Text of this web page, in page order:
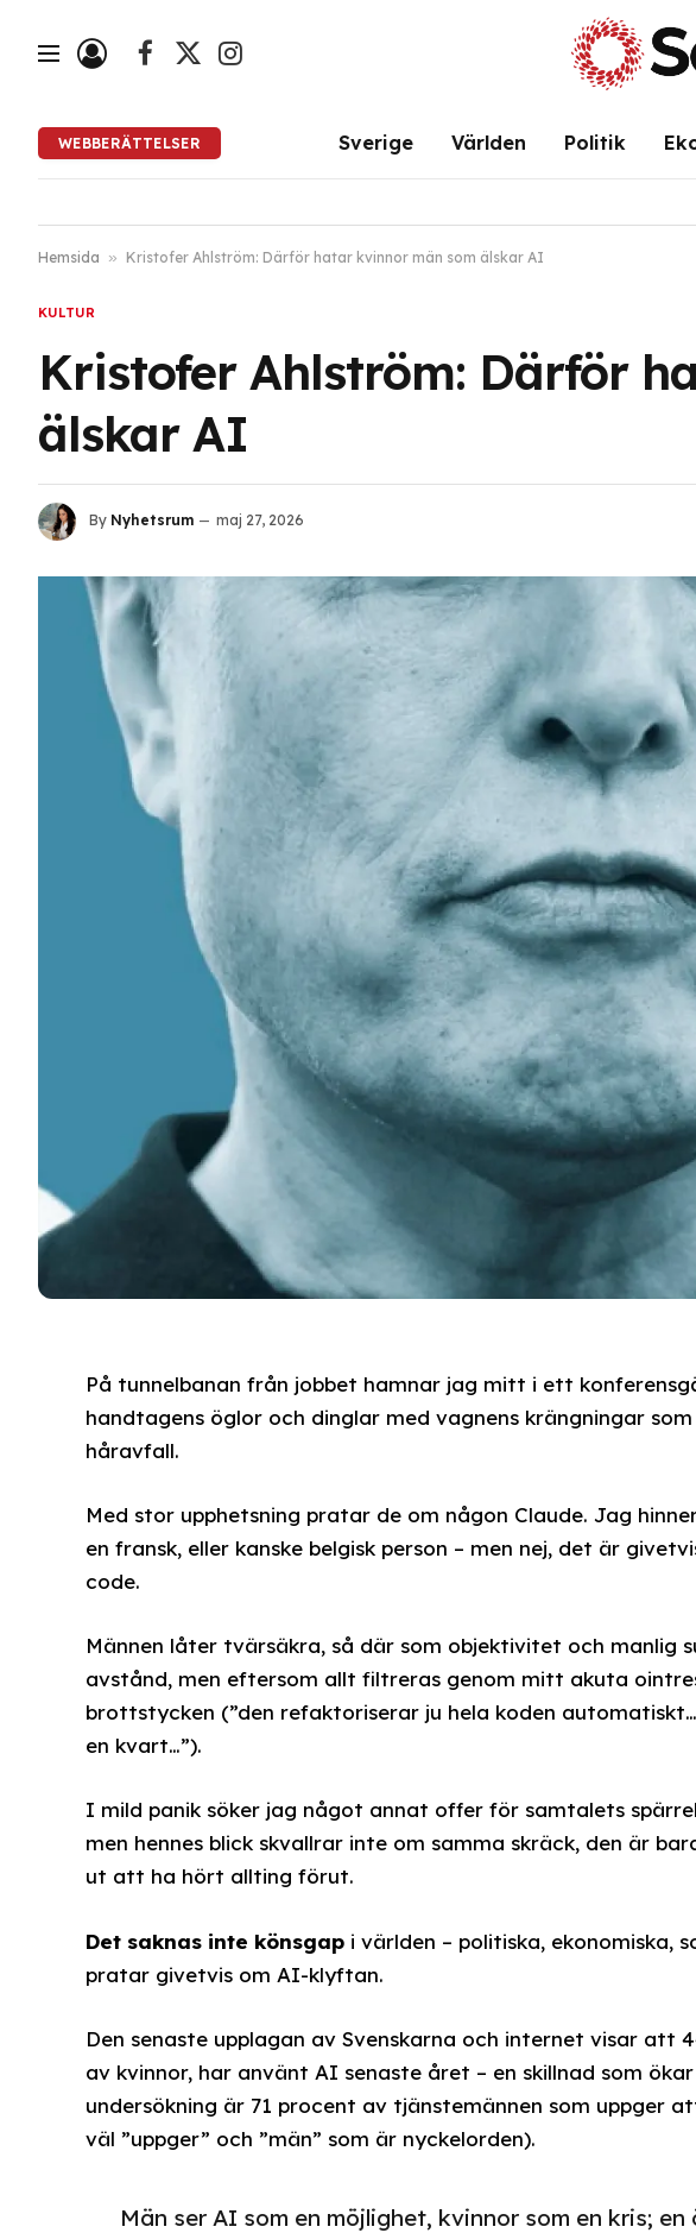
Facebook
X
Instagram
WEBBERÄTTELSER Sverige Världen Politik
Hemsida » Kristofer Ahlström: Därför hatar kvinnor män som älskar AI
KULTUR
Kristofer Ahlström: Därför
älskar AI
By Nyhetsrum maj 27, 2026
På tunnelbanan från jobbet hamnar jag mitt i ett
handtagens öglor och dinglar med vagnens krängningar
håravfall.
Med stor upphetsning pratar de om någon Claude. Jag
en fransk, eller kanske belgisk person – men nej, det är
code.
Männen låter tvärsäkra, så där som objektivitet och
avstånd, men eftersom allt filtreras genom mitt akuta
brottstycken (”den refaktoriserar ju hela koden
en kvart…”).
I mild panik söker jag något annat offer för samtalets
men hennes blick skvallrar inte om samma skräck, den är
ut att ha hört allting förut.
Det saknas inte könsgapi världen – politiska, ekonomiska,
pratar givetvis om AI-klyftan.
Den senaste upplagan av Svenskarna och internet visar att
av kvinnor, har använt AI senaste året – en skillnad som
undersökning är 71 procent av tjänstemännen som uppger
väl ”uppger” och ”män” som är nyckelorden).
Män ser AI som en möjlighet, kvinnor som en kris;